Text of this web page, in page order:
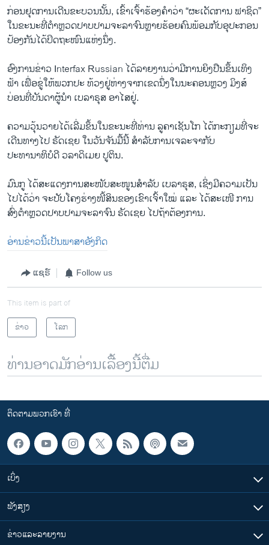
ກ່ອນຢຸດການເດີນຂະບວນນັ້ນ, ເຂົ້າເຈົ້າຮ້ອງຄຳວ່າ “ຜະເດັດການ ຟາຊິດ”
ໃນຂະນະທີ່ຕຳຫຼວດປາບປາມຈະລາຈົນຫຼາຍຮ້ອຍຄົນພ້ອມກັບອຸປະກອນ
ປ້ອງກັນໄດ້ປິດຖະໜົນແຫ່ງນຶ່ງ.
ອົງການຂ່າວ Interfax Russian ໄດ້ລາຍງານວ່າມີການຍິງປືນຂຶ້ນເທິງ
ຟ້າ ເພື່ອຂູ່ໃຫ້ພວກປະ ທ້ວງຢູ່ຫ່າງຈາກເຂດນຶ່ງໃນນະຄອນຫຼວງ ມິງສ໌
ບ່ອນທີ່ບັນດາຜູ້ນຳ ເບລາຣຸສ ອາໄສຢູ່.
ຄວາມວຸ້ນວາຍໄດ້ເລີ່ມຂຶ້ນໃນຂະນະທີ່ທ່ານ ລູຄາເຊັນໂກ ໄດ້ກະກຽມທີ່ຈະ
ເດີນທາງໄປ ຣັດເຊຍ ໃນວັນຈັນມື້ນີ້ ສຳລັບການເຈລະຈາກັບ
ປະທານາທິບໍດີ ວລາດິເມຍ ປູຕິນ.
ມົນກູ ໄດ້ສະແດງການສະໜັບສະໜູນສຳລັບ ເບລາຣຸສ, ເຊິ່ງມີຄວາມເປັນ
ໄປໄດ້ວ່າ ຈະປັບໂຄງຮ່າງໜີ້ສິນຂອງເຂົາເຈົ້າໃໝ່ ແລະ ໄດ້ສະເໜີ ການ
ສົ່ງຕຳຫຼວດປາບປາມຈະລາຈົນ ຣັດເຊຍ ໄປຖ້າຕ້ອງການ.
ອ່ານຂ່າວນີ້ເປັນພາສາອັງກິດ
ແຊຣ໌ Follow us
This item is part of
ຂ່າວ
ໂລກ
ທ່ານອາດມັກອ່ານເລື້ອງນີ້ຕື່ມ
ຕິດຕາມພວກເຮົາ ທີ່
ເບິ່ງ
ຟັງສຽງ
ຂ່າວແລະລາຍງານ